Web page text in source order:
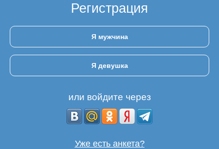
Регистрация
Я мужчина
Я девушка
или войдите через
Уже есть анкета?